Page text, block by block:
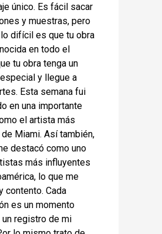
único. Es fácil sacar
y muestras, pero
difícil es que tu obra
en todo el
tu obra tenga un
y llegue a
Esta semana fui
en una importante
el artista más
Miami. Así también,
destacó como uno
más influyentes
lo que me
contento. Cada
es un momento
un registro de mi